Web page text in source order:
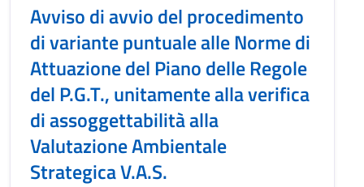
Avviso di avvio del procedimento
di variante puntuale alle Norme di
Attuazione del Piano delle Regole
del P.G.T., unitamente alla verifica
di assoggettabilità alla
Valutazione Ambientale
Strategica V.A.S.